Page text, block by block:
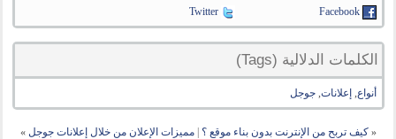
Facebook
Twitter
الكلمات الدلالية (Tags)
أنواع, إعلانات,جوجل
« كيف تربح من الإنترنت بدون بناء موقع ؟ |مميزات الإعلان من خلال إعلانات جوجل »